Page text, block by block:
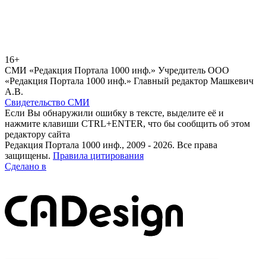
16+
СМИ «Редакция Портала 1000 инф.» Учредитель ООО
«Редакция Портала 1000 инф.» Главный редактор Машкевич
А.В.
Свидетельство СМИ
Если Вы обнаружили ошибку в тексте, выделите её и
нажмите клавиши CTRL+ENTER, что бы сообщить об этом
редактору сайта
Редакция Портала 1000 инф., 2009 - 2026. Все права
защищены. Правила цитирования
Сделано в